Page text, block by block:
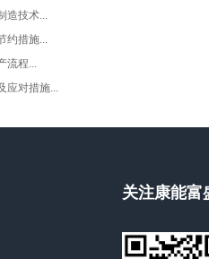
造技术...
约措施...
流程...
应对措施...
关注康能富